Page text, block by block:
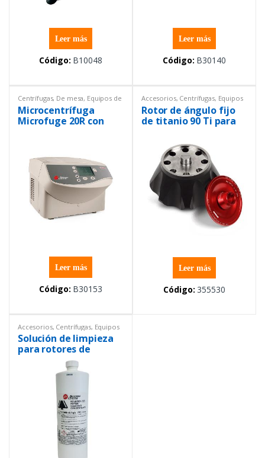
Leer más
Código: B10048
Leer más
Código: B30140
Centrífugas, De mesa, Equipos de
Laboratorio
Microcentrífuga
Microfuge 20R con
Leer más
Código: B30153
Accesorios, Centrífugas, Equipos
de Laboratorio
Rotor de ángulo fijo
de titanio 90 Ti para
Leer más
Código: 355530
Accesorios, Centrífugas, Equipos
de Laboratorio Pesa patrón
Solución de limpieza
para rotores de
ultracentrífugas